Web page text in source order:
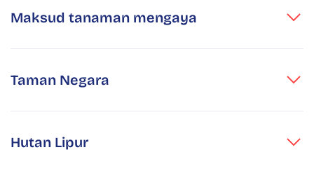
Maksud tanaman mengaya
Taman Negara
Hutan Lipur